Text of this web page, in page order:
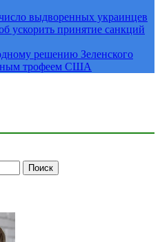
выдворенных украинцев
ускорить принятие санкций
решению Зеленского
трофеем США